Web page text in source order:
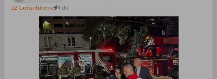
22 Görüntüleme 1 dk.